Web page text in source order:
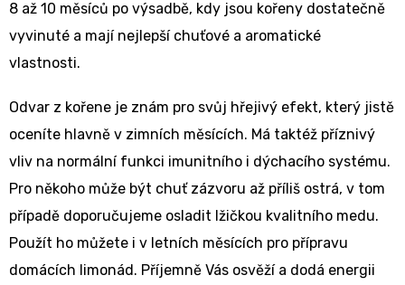
8 až 10 měsíců po výsadbě, kdy jsou kořeny dostatečně
vyvinuté a mají nejlepší chuťové a aromatické
vlastnosti.
Odvar z kořene je znám pro svůj hřejivý efekt, který jistě
oceníte hlavně v zimních měsících. Má taktéž příznivý
vliv na normální funkci imunitního i dýchacího systému.
Pro někoho může být chuť zázvoru až příliš ostrá, v tom
případě doporučujeme osladit lžičkou kvalitního medu.
Použít ho můžete i v letních měsících pro přípravu
domácích limonád. Příjemně Vás osvěží a dodá energii